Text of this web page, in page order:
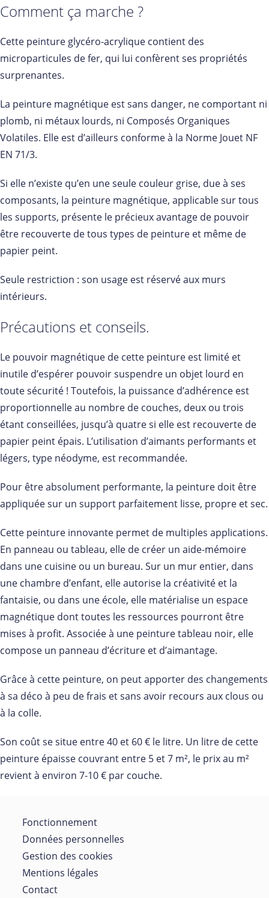
Comment ça marche ?
Cette peinture glycéro-acrylique contient des
microparticules de fer, qui lui confèrent ses propriétés
surprenantes.
La peinture magnétique est sans danger, ne comportant ni
plomb, ni métaux lourds, ni Composés Organiques
Volatiles. Elle est d’ailleurs conforme à la Norme Jouet NF
EN 71/3.
Si elle n’existe qu’en une seule couleur grise, due à ses
composants, la peinture magnétique, applicable sur tous
les supports, présente le précieux avantage de pouvoir
être recouverte de tous types de peinture et même de
papier peint.
Seule restriction : son usage est réservé aux murs
intérieurs.
Précautions et conseils.
Le pouvoir magnétique de cette peinture est limité et
inutile d’espérer pouvoir suspendre un objet lourd en
toute sécurité ! Toutefois, la puissance d’adhérence est
proportionnelle au nombre de couches, deux ou trois
étant conseillées, jusqu’à quatre si elle est recouverte de
papier peint épais. L’utilisation d’aimants performants et
légers, type néodyme, est recommandée.
Pour être absolument performante, la peinture doit être
appliquée sur un support parfaitement lisse, propre et sec.
Cette peinture innovante permet de multiples applications.
En panneau ou tableau, elle de créer un aide-mémoire
dans une cuisine ou un bureau. Sur un mur entier, dans
une chambre d’enfant, elle autorise la créativité et la
fantaisie, ou dans une école, elle matérialise un espace
magnétique dont toutes les ressources pourront être
mises à profit. Associée à une peinture tableau noir, elle
compose un panneau d’écriture et d’aimantage.
Grâce à cette peinture, on peut apporter des changements
à sa déco à peu de frais et sans avoir recours aux clous ou
à la colle.
Son coût se situe entre 40 et 60 € le litre. Un litre de cette
peinture épaisse couvrant entre 5 et 7 m², le prix au m²
revient à environ 7-10 € par couche.
Fonctionnement
Données personnelles
Gestion des cookies
Mentions légales
Contact